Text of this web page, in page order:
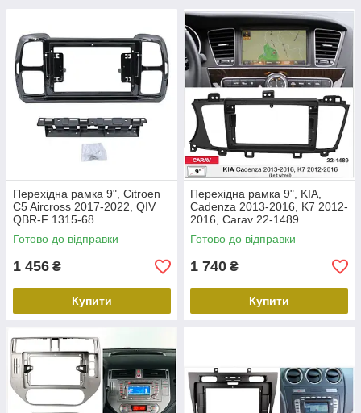
Перехідна рамка 9", Citroen
C5 Aircross 2017-2022, QIV
QBR-F 1315-68
Готово до відправки
1 456 ₴
Купити
Перехідна рамка 9", KIA,
Cadenza 2013-2016, K7 2012-
2016, Carav 22-1489
Готово до відправки
1 740 ₴
Купити